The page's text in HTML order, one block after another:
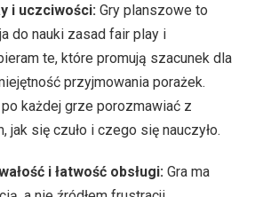
i uczciwości: Gry planszowe to
do nauki zasad fair play i
te, które promują szacunek dla
przyjmowania porażek.
każdej grze porozmawiać z
jak się czuło i czego się nauczyło.
i łatwość obsługi: Gra ma